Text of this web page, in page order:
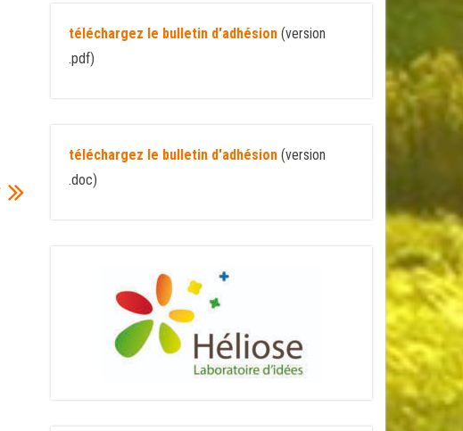
téléchargez le bulletin d'adhésion (version
.pdf)
téléchargez le bulletin d'adhésion (version
.doc)